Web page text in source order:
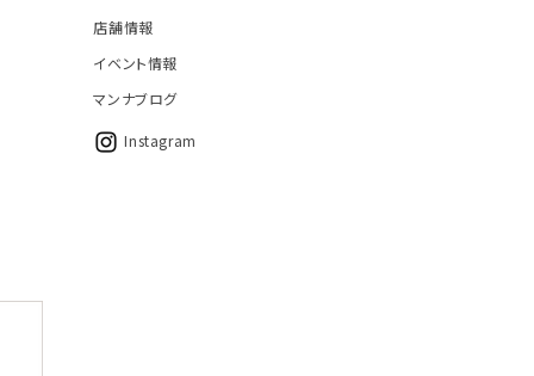
店舗情報
イベント情報
マンナブログ
Instagram